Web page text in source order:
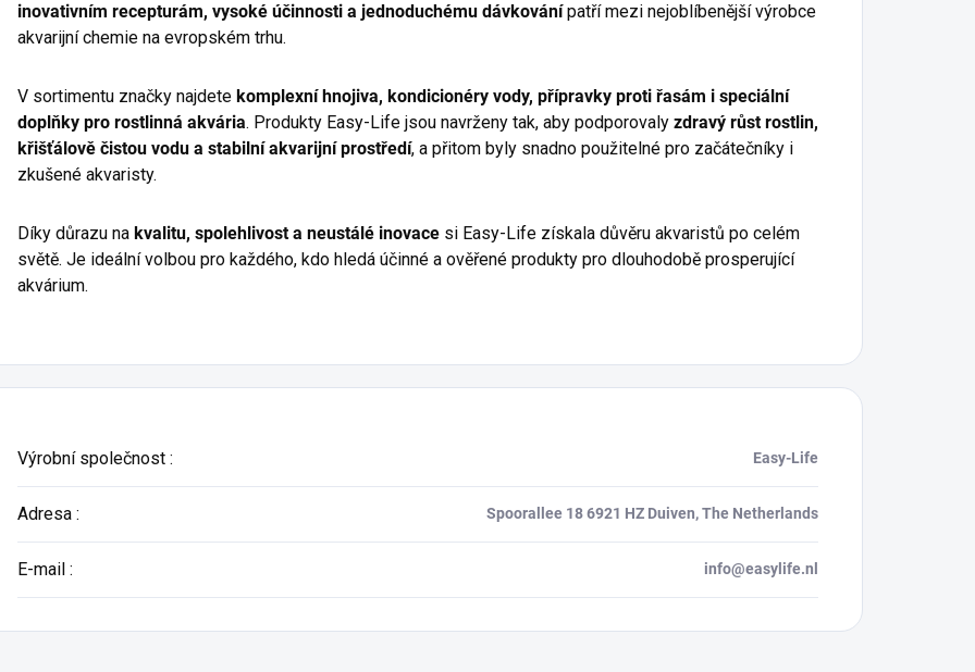
inovativním recepturám, vysoké účinnosti a jednoduchému dávkovánípatří mezi nejoblíbenější výrobce
akvarijní chemie na evropském trhu.
V sortimentu značky najdete komplexní hnojiva, kondicionéry vody, přípravky proti řasám i speciální
doplňky pro rostlinná akvária. Produkty Easy-Life jsou navrženy tak, aby podporovaly zdravý růst rostlin,
křišťálově čistou vodu a stabilní akvarijní prostředí, a přitom byly snadno použitelné pro začátečníky i
zkušené akvaristy.
Díky důrazu na kvalitu, spolehlivost a neustálé inovace si Easy-Life získala důvěru akvaristů po celém
světě. Je ideální volbou pro každého, kdo hledá účinné a ověřené produkty pro dlouhodobě prosperující
akvárium.
Výrobní společnost : Easy-Life
Adresa : Spoorallee 18 6921 HZ Duiven, The Netherlands
E-mail : info@easylife.nl